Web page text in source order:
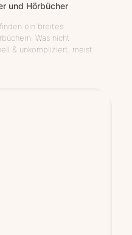
und Hörbücher
ein breites
Was nicht
& unkompliziert, meist